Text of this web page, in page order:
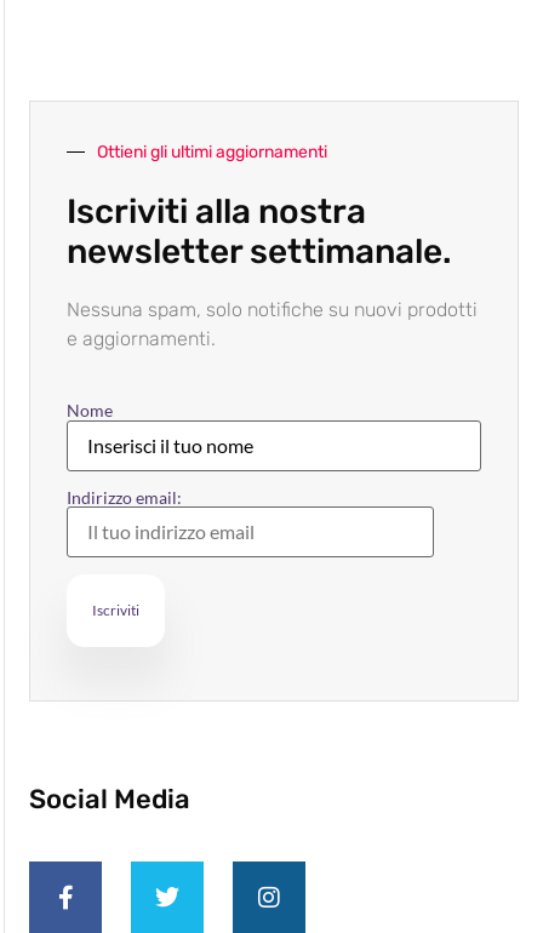
Ottieni gli ultimi aggiornamenti
Iscriviti alla nostra
newsletter settimanale.
Nessuna spam, solo notifiche su nuovi prodotti
e aggiornamenti.
Nome
Indirizzo email:
Social Media